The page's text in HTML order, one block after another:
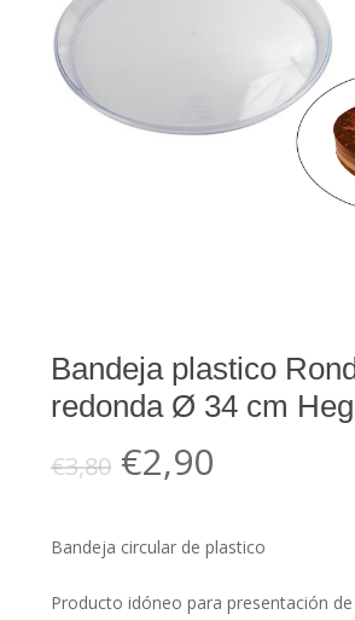
Bandeja plastico
redonda Ø 34 cm
€3,80 El
precio
original
era:
€3,80.
€2,90El
actual
es:
€2,90.
Bandeja circular de plastico
Producto idóneo para presentación